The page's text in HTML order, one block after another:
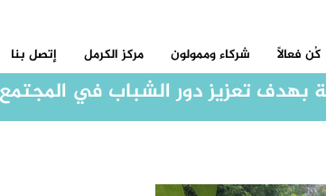
كُن فعالاً شركاء وممولون مركز الكرمل إتصل بنا